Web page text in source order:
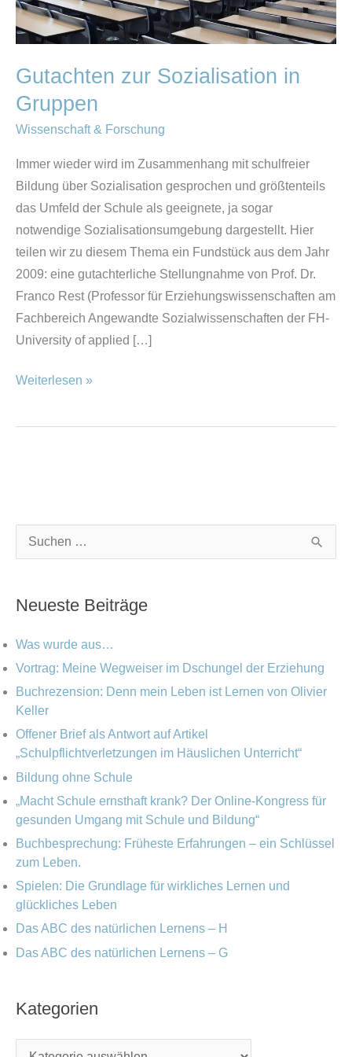
Gutachten zur Sozialisation in
Gruppen
Wissenschaft & Forschung
Immer wieder wird im Zusammenhang mit schulfreier
Bildung über Sozialisation gesprochen und größtenteils
das Umfeld der Schule als geeignete, ja sogar
notwendige Sozialisationsumgebung dargestellt. Hier
teilen wir zu diesem Thema ein Fundstück aus dem Jahr
2009: eine gutachterliche Stellungnahme von Prof. Dr.
Franco Rest (Professor für Erziehungswissenschaften am
Fachbereich Angewandte Sozialwissenschaften der FH-
University of applied […]
Weiterlesen »
e
n
n
a
c
Neueste Beiträge
Was wurde aus…
Vortrag: Meine Wegweiser im Dschungel der Erziehung
Buchrezension: Denn mein Leben ist Lernen von Olivier
Keller
Offener Brief als Antwort auf Artikel
„Schulpflichtverletzungen im Häuslichen Unterricht“
Bildung ohne Schule
„Macht Schule ernsthaft krank? Der Online-Kongress für
gesunden Umgang mit Schule und Bildung“
Buchbesprechung: Früheste Erfahrungen – ein Schlüssel
zum Leben.
Spielen: Die Grundlage für wirkliches Lernen und
glückliches Leben
Das ABC des natürlichen Lernens – H
Das ABC des natürlichen Lernens – G
Kategorien
a
e
i
e
n
r
h